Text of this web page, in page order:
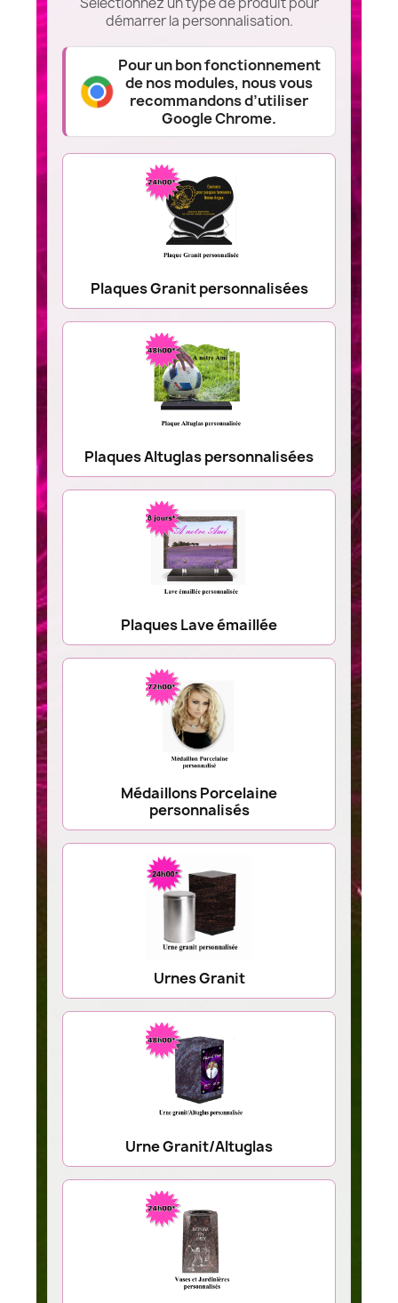
démarrer la personnalisation.
Pour un bon fonctionnement
de nos modules, nous vous
recommandons d’utiliser
Google Chrome.
Plaques Granit personnalisées
Plaques Altuglas personnalisées
Plaques Lave émaillée
Médaillons Porcelaine
personnalisés
Urnes Granit
Urne Granit/Altuglas